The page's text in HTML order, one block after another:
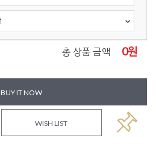
총 상품 금액 0원
BUY IT NOW
WISH LIST